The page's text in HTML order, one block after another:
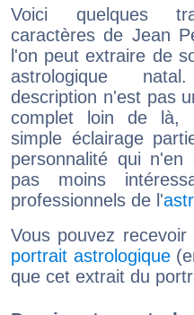
Voici quelques
caractères de Jean
l'on peut extraire de
astrologique
description n'est pas
complet loin de là,
simple éclairage
personnalité qui n'en
pas moins
professionnels de l'
Vous pouvez
portrait astrologique
que cet extrait du